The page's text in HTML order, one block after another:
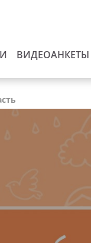
ВИДЕОАНКЕТЫ